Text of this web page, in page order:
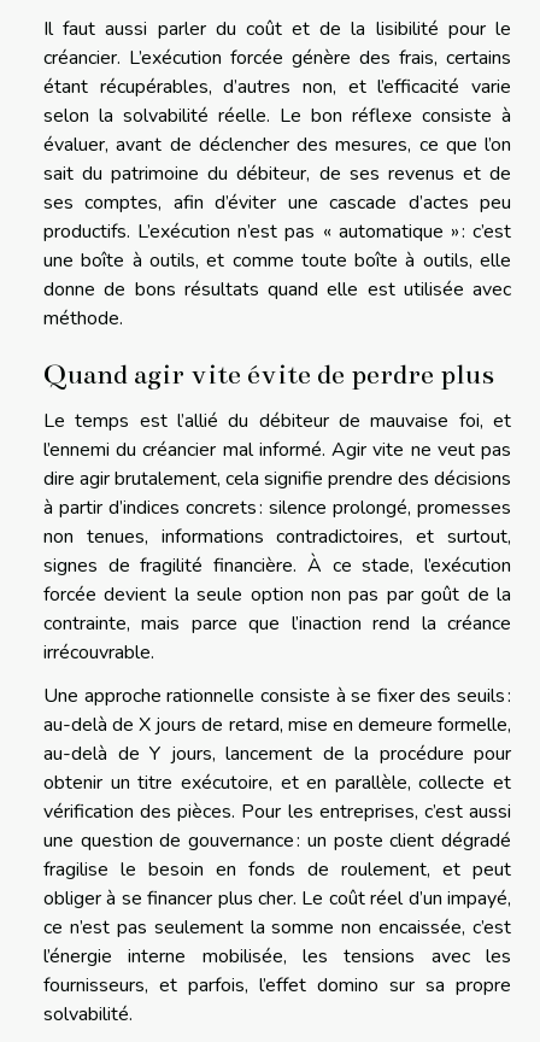
Il faut aussi parler du coût et de la lisibilité pour le
créancier. L’exécution forcée génère des frais, certains
étant récupérables, d’autres non, et l’efficacité varie
selon la solvabilité réelle. Le bon réflexe consiste à
évaluer, avant de déclencher des mesures, ce que l’on
sait du patrimoine du débiteur, de ses revenus et de
ses comptes, afin d’éviter une cascade d’actes peu
productifs. L’exécution n’est pas « automatique » : c’est
une boîte à outils, et comme toute boîte à outils, elle
donne de bons résultats quand elle est utilisée avec
méthode.
Quand agir vite évite de perdre plus
Le temps est l’allié du débiteur de mauvaise foi, et
l’ennemi du créancier mal informé. Agir vite ne veut pas
dire agir brutalement, cela signifie prendre des décisions
à partir d’indices concrets : silence prolongé, promesses
non tenues, informations contradictoires, et surtout,
signes de fragilité financière. À ce stade, l’exécution
forcée devient la seule option non pas par goût de la
contrainte, mais parce que l’inaction rend la créance
irrécouvrable.
Une approche rationnelle consiste à se fixer des seuils :
au-delà de X jours de retard, mise en demeure formelle,
au-delà de Y jours, lancement de la procédure pour
obtenir un titre exécutoire, et en parallèle, collecte et
vérification des pièces. Pour les entreprises, c’est aussi
une question de gouvernance : un poste client dégradé
fragilise le besoin en fonds de roulement, et peut
obliger à se financer plus cher. Le coût réel d’un impayé,
ce n’est pas seulement la somme non encaissée, c’est
l’énergie interne mobilisée, les tensions avec les
fournisseurs, et parfois, l’effet domino sur sa propre
solvabilité.